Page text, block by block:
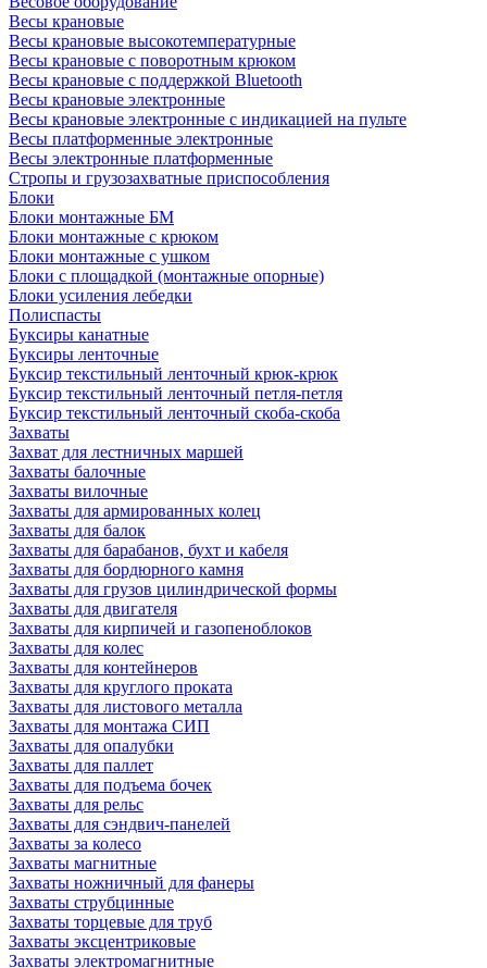
Весы крановые
Весы крановые высокотемпературные
Весы крановые с поворотным крюком
Весы крановые с поддержкой Bluetooth
Весы крановые электронные
Весы крановые электронные с индикацией на пульте
Весы платформенные электронные
Весы электронные платформенные
Стропы и грузозахватные приспособления
Блоки
Блоки монтажные БМ
Блоки монтажные с крюком
Блоки монтажные с ушком
Блоки с площадкой (монтажные опорные)
Блоки усиления лебедки
Полиспасты
Буксиры канатные
Буксиры ленточные
Буксир текстильный ленточный крюк-крюк
Буксир текстильный ленточный петля-петля
Буксир текстильный ленточный скоба-скоба
Захваты
Захват для лестничных маршей
Захваты балочные
Захваты вилочные
Захваты для армированных колец
Захваты для балок
Захваты для барабанов, бухт и кабеля
Захваты для бордюрного камня
Захваты для грузов цилиндрической формы
Захваты для двигателя
Захваты для кирпичей и газопеноблоков
Захваты для колес
Захваты для контейнеров
Захваты для круглого проката
Захваты для листового металла
Захваты для монтажа СИП
Захваты для опалубки
Захваты для паллет
Захваты для подъема бочек
Захваты для рельс
Захваты для сэндвич-панелей
Захваты за колесо
Захваты магнитные
Захваты ножничный для фанеры
Захваты струбцинные
Захваты торцевые для труб
Захваты эксцентриковые
Захваты электромагнитные